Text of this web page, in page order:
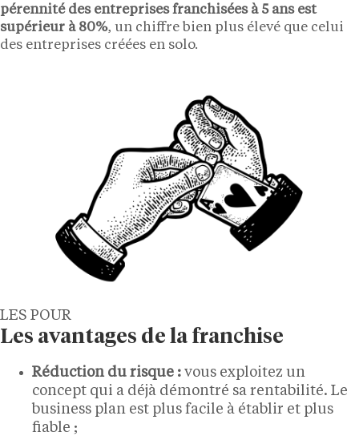
pérennité des entreprises franchisées à 5 ans est
supérieur à 80%, un chiffre bien plus élevé que celui
des entreprises créées en solo.
LES POUR
Les avantages de la franchise
Réduction du risque : vous exploitez un
concept qui a déjà démontré sa rentabilité. Le
business plan est plus facile à établir et plus
fiable ;